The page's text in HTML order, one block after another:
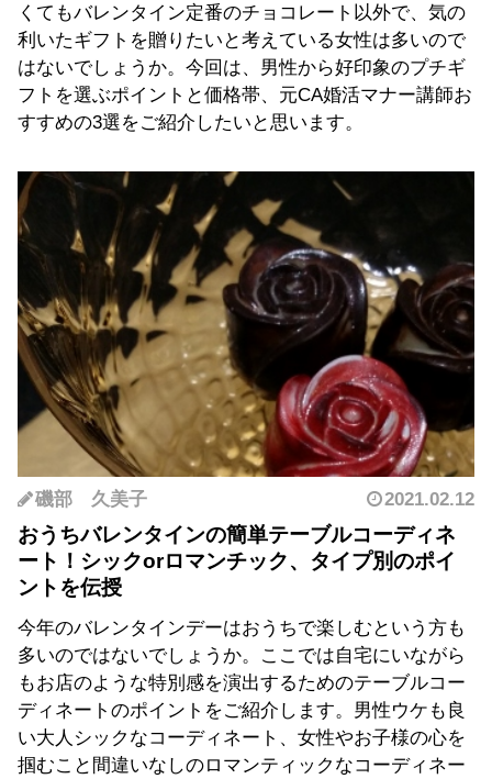
くてもバレンタイン定番のチョコレート以外で、気の
利いたギフトを贈りたいと考えている女性は多いので
はないでしょうか。今回は、男性から好印象のプチギ
フトを選ぶポイントと価格帯、元CA婚活マナー講師お
すすめの3選をご紹介したいと思います。
磯部 久美子 2021.02.12
おうちバレンタインの簡単テーブルコーディネ
ート！シックorロマンチック、タイプ別のポイ
ントを伝授
今年のバレンタインデーはおうちで楽しむという方も
多いのではないでしょうか。ここでは自宅にいながら
もお店のような特別感を演出するためのテーブルコー
ディネートのポイントをご紹介します。男性ウケも良
い大人シックなコーディネート、女性やお子様の心を
掴むこと間違いなしのロマンティックなコーディネー